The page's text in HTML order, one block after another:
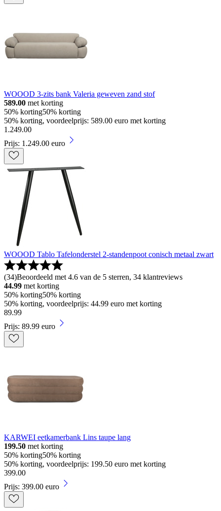
WOOOD 3-zits bank Valeria geweven zand stof
589.00 met korting
50% korting50% korting
50% korting, voordeelprijs: 589.00 euro met korting
1 .249.00
Prijs: 1.249.00 euro
WOOOD Tablo Tafelonderstel 2-standenpoot conisch metaal zwart
(34)Beoordeeld met 4.6 van de 5 sterren, 34 klantreviews
44.99 met korting
50% korting50% korting
50% korting, voordeelprijs: 44.99 euro met korting
89.99
Prijs: 89.99 euro
KARWEI eetkamerbank Lins taupe lang
199.50 met korting
50% korting50% korting
50% korting, voordeelprijs: 199.50 euro met korting
399.00
Prijs: 399.00 euro